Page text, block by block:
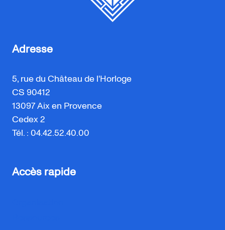
Adresse
5, rue du Château de l'Horloge
CS 90412
13097 Aix en Provence
Cedex 2
Tél. : 04.42.52.40.00
Accès rapide